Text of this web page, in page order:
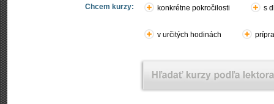
Chcem kurzy: konkrétne pokročilosti s
v určitých hodinách